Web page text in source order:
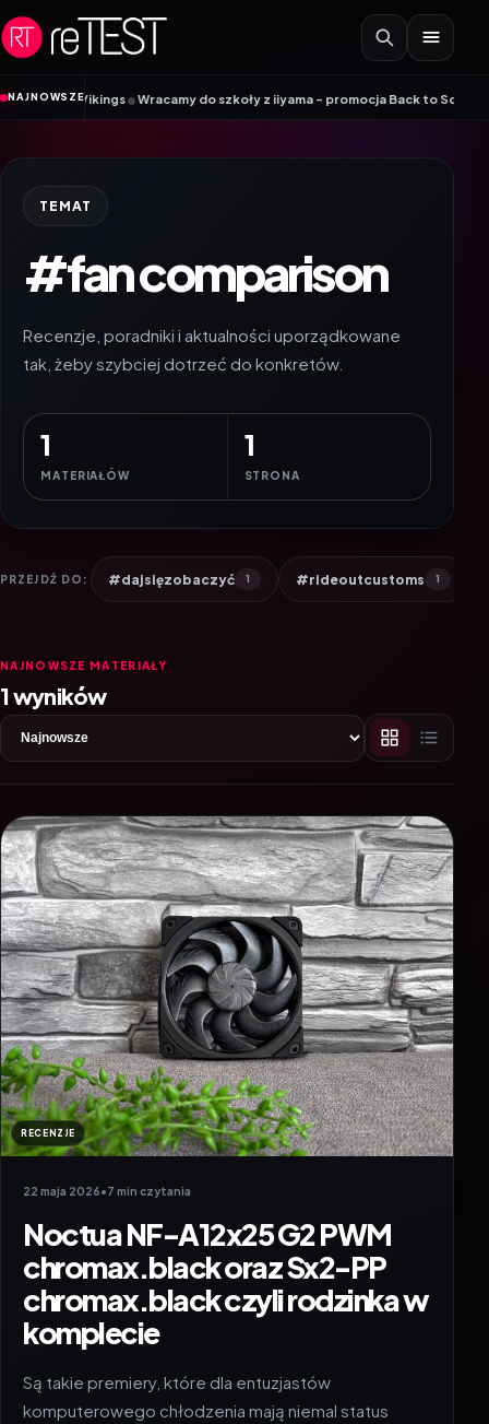
Przejdź do treści
NAJNOWSZE
Vikings•Wracamy do szkoły z iiyama – promocja Back to School na
TEMAT
#fan comparison
Recenzje, poradniki i aktualności uporządkowane
tak, żeby szybciej dotrzeć do konkretów.
1
MATERIAŁÓW
1
STRONA
PRZEJDŹ DO: #dajsięzobaczyć 1 #rideoutcustoms 1
NAJNOWSZE MATERIAŁY
1 wyników
RECENZJE
22 maja 2026•7 min czytania
Noctua NF-A12x25 G2 PWM
chromax.black oraz Sx2-PP
chromax.black czyli rodzinka w
komplecie
Są takie premiery, które dla entuzjastów
komputerowego chłodzenia mają niemal status